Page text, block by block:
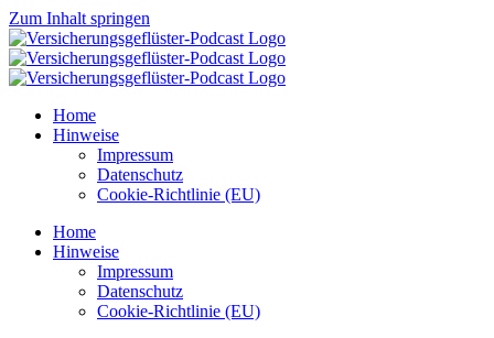
Zum Inhalt springen
Home
Hinweise
Impressum
Datenschutz
Cookie-Richtlinie (EU)
Home
Hinweise
Impressum
Datenschutz
Cookie-Richtlinie (EU)